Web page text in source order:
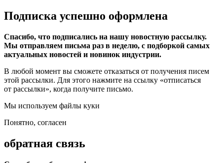
Подписка успешно оформлена
Спасибо, что подписались на нашу новостную рассылку.
Мы отправляем письма раз в неделю, с подборкой самых
актуальных новостей и новинок индустрии.
В любой момент вы сможете отказаться от получения писем
этой рассылки. Для этого нажмите на ссылку «отписаться
от рассылки», когда получите письмо.
Мы используем файлы куки
Понятно, согласен
обратная связь